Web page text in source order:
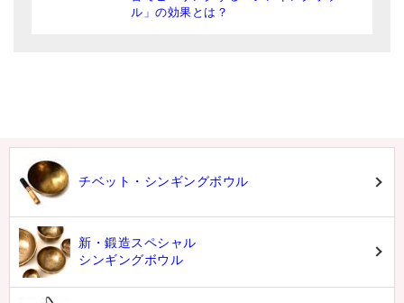
ル」の効果とは？
チベット・シンギングボウル
新・鍛造スペシャル
シンギングボウル